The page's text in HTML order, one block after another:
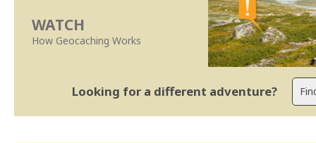
WATCH
How Geocaching Works
Looking for a different adventure?